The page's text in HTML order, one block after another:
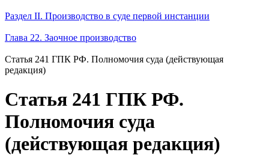
Раздел II. Производство в суде первой инстанции
Глава 22. Заочное производство
Статья 241 ГПК РФ. Полномочия суда (действующая
редакция)
Статья 241 ГПК РФ.
Полномочия суда
(действующая редакция)